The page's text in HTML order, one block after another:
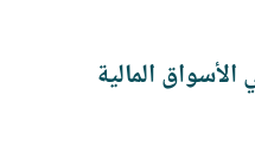
المالية